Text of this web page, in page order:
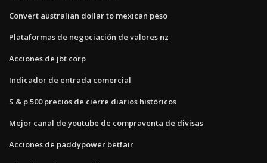
Convert australian dollar to mexican peso
Plataformas de negociación de valores nz
Acciones de jbt corp
Indicador de entrada comercial
S & p 500 precios de cierre diarios históricos
Mejor canal de youtube de compraventa de divisas
Acciones de paddypower betfair